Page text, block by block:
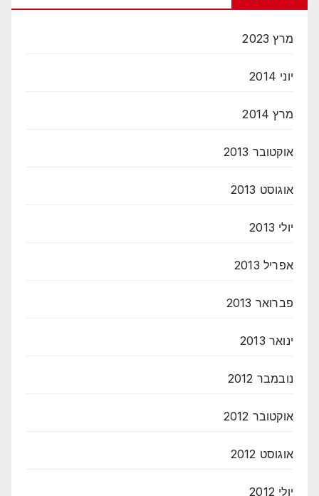
מרץ 2023
יוני 2014
מרץ 2014
אוקטובר 2013
אוגוסט 2013
יולי 2013
אפריל 2013
פברואר 2013
ינואר 2013
נובמבר 2012
אוקטובר 2012
אוגוסט 2012
יולי 2012